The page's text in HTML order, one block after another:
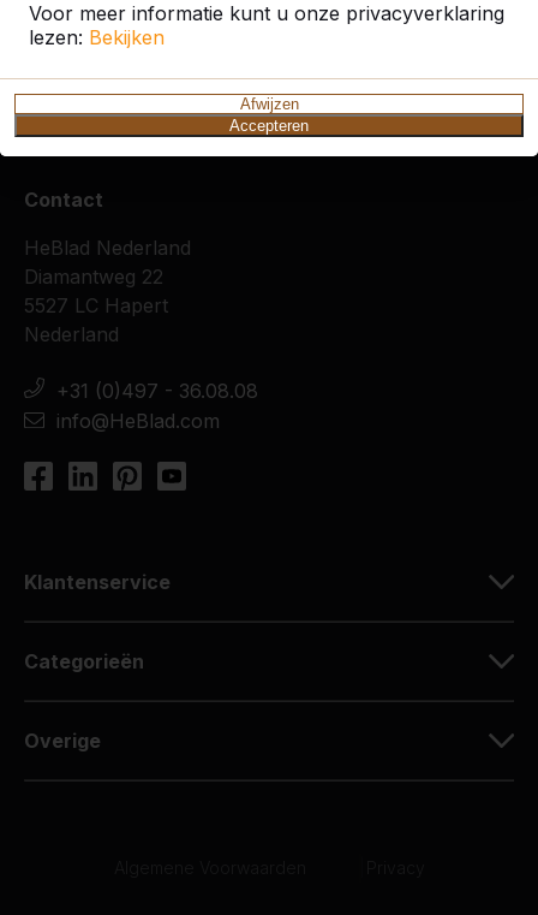
Voor meer informatie kunt u onze privacyverklaring
lezen: Bekijken
Afwijzen
Accepteren
Amersfoort Hoevelaken
Contact
HeBlad Nederland
Diamantweg 22
5527 LC Hapert
Nederland
+31 (0)497 - 36.08.08
info@HeBlad.com
Klantenservice
Categorieën
Overige